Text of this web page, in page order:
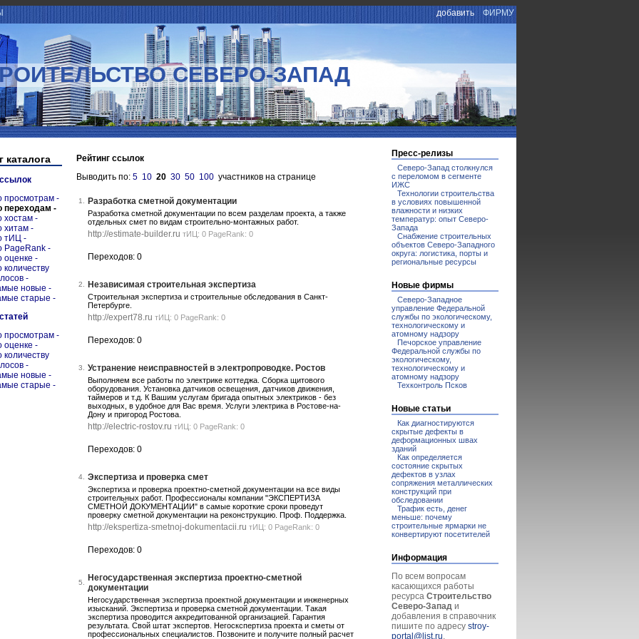
добавить ФИРМУ
СЕВЕРО-ЗАПАД
каталога
просмотрам -
переходам -
хостам -
хитам -
тИЦ -
PageRank -
оценке -
количеству
-
новые -
старые -
просмотрам -
оценке -
количеству
-
новые -
старые -
Рейтинг ссылок
Выводить по: 5 10 20 30 50 100 участников на странице
1. Разработка сметной документации
Разработка сметной документации по всем разделам проекта, а также
отдельных смет по видам строительно-монтажных работ.
http://estimate-builder.ru тИЦ: 0 PageRank: 0
Переходов: 0
2. Независимая строительная экспертиза
Строительная экспертиза и строительные обследования в Санкт-
Петербурге.
http://expert78.ru тИЦ: 0 PageRank: 0
Переходов: 0
3. Устранение неисправностей в электропроводке. Ростов
Выполняем все работы по электрике коттеджа. Сборка щитового
оборудования. Установка датчиков освещения, датчиков движения,
таймеров и т.д. К Вашим услугам бригада опытных электриков - без
выходных, в удобное для Вас время. Услуги электрика в Ростове-на-
Дону и пригород Ростова.
http://electric-rostov.ru тИЦ: 0 PageRank: 0
Переходов: 0
4. Экспертиза и проверка смет
Экспертиза и проверка проектно-сметной документации на все виды
строительных работ. Профессионалы компании "ЭКСПЕРТИЗА
СМЕТНОЙ ДОКУМЕНТАЦИИ" в самые короткие сроки проведут
проверку сметной документации на реконструкцию. Проф. Поддержка.
http://ekspertiza-smetnoj-dokumentacii.ru тИЦ: 0 PageRank: 0
Переходов: 0
5.
Негосударственная экспертиза проектно-сметной
документации
Негосударственная экспертиза проектной документации и инженерных
изысканий. Экспертиза и проверка сметной документации. Такая
экспертиза проводится аккредитованной организацией. Гарантия
результата. Свой штат экспертов. Негоскспертиза проекта и сметы от
профессиональных специалистов. Позвоните и получите полный расчет
Пресс-релизы
Северо-Запад столкнулся
с переломом в сегменте
ИЖС
Технологии строительства
в условиях повышенной
влажности и низких
температур: опыт Северо-
Запада
Снабжение строительных
объектов Северо-Западного
округа: логистика, порты и
региональные ресурсы
Новые фирмы
Северо-Западное
управление Федеральной
службы по экологическому,
технологическому и
атомному надзору
Печорское управление
Федеральной службы по
экологическому,
технологическому и
атомному надзору
Техконтроль Псков
Новые статьи
Как диагностируются
скрытые дефекты в
деформационных швах
зданий
Как определяется
состояние скрытых
дефектов в узлах
сопряжения металлических
конструкций при
обследовании
Трафик есть, денег
меньше: почему
строительные ярмарки не
конвертируют посетителей
Информация
По всем вопросам
касающихся работы
ресурса Строительство
Северо-Запад и
добавления в справочник
пишите по адресу stroy-
portal@list.ru.